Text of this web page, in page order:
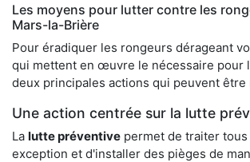
Les moyens pour lutter contre les
Mars-la-Brière
Pour éradiquer les rongeurs dérageant
qui mettent en œuvre le nécessaire pour
deux principales actions qui peuvent être
Une action centrée sur la lutte
La lutte préventive permet de traiter
exception et d'installer des pièges de